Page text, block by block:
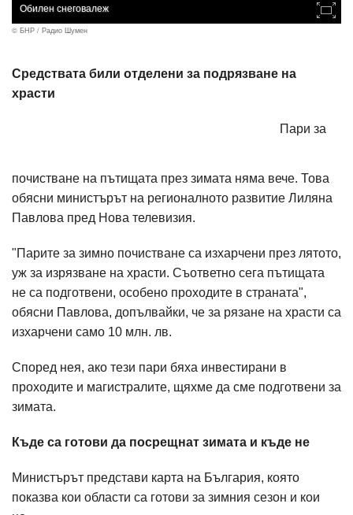
Обилен снеговалеж
© БНР / Радио Шумен
Средствата били отделени за подрязване на
храсти
Пари за
почистване на пътищата през зимата няма вече. Това
обясни министърът на регионалното развитие Лиляна
Павлова пред Нова телевизия.
"Парите за зимно почистване са изхарчени през лятото,
уж за изрязване на храсти. Съответно сега пътищата
не са подготвени, особено проходите в страната",
обясни Павлова, допълвайки, че за рязане на храсти са
изхарчени само 10 млн. лв.
Според нея, ако тези пари бяха инвестирани в
проходите и магистралите, щяхме да сме подготвени за
зимата.
Къде са готови да посрещнат зимата и къде не
Министърът представи карта на България, която
показва кои области са готови за зимния сезон и кои